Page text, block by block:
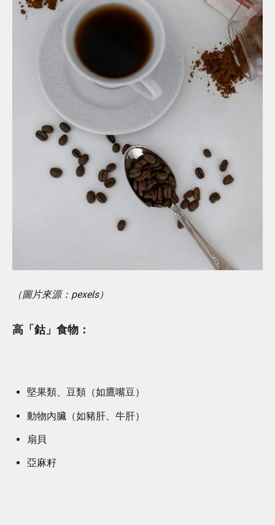
（圖片來源：pexels）
高「鈷」食物：
堅果類、豆類（如鷹嘴豆）
動物內臟（如豬肝、牛肝）
扇貝
亞麻籽